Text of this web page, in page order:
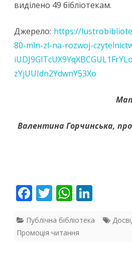
виділено 49 бібліотекам.
Джерело: https://
80-mln-zl-na-rozwoj-
zYjUUIdn2YdwnY53Xo
Валентина Горчинська,
F
e
b
T
itt
er
W
at
s
k
Публічна бібліотека
Промоція читання